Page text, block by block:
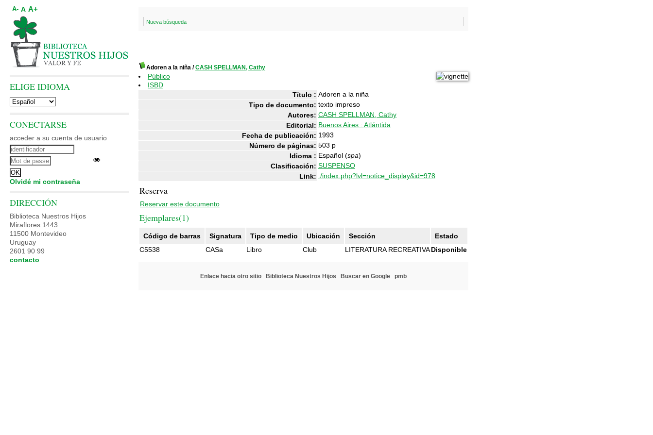
Nueva búsqueda
Adoren a la niña /CASH SPELLMAN, Cathy
Público
ISBD
Título : Adoren a la niña
Tipo de documento: texto impreso
Autores: CASH SPELLMAN, Cathy
Editorial: Buenos Aires : Atlántida
Fecha de publicación: 1993
Número de páginas: 503 p
Idioma : Español (spa)
Clasificación: SUSPENSO
Link: ./index.php?lvl=notice_display&id=978
Reserva
Reservar este documento
Ejemplares(1)
Código de barras Signatura Tipo de medio Ubicación Sección
Estado
C5538
CASa Libro Club LITERATURA RECREATIVADisponible
Enlace hacia otro sitio Biblioteca Nuestros Hijos Buscar en Google pmb
A- A A+
ELIGE IDIOMA
CONECTARSE
acceder a su cuenta de usuario
Olvidé mi contraseña
DIRECCIÓN
Biblioteca Nuestros Hijos
Miraflores 1443
11500 Montevideo
Uruguay
2601 90 99
contacto